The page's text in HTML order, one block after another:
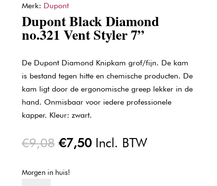
Merk: Dupont
Dupont Black Diamond
no.321 Vent Styler 7”
De Dupont Diamond Knipkam grof/fijn. De kam
is bestand tegen hitte en chemische producten. De
kam ligt door de ergonomische greep lekker in de
hand. Onmisbaar voor iedere professionele
kapper. Kleur: zwart.
€9,08 Oorspronkelijke
was:
€7,50Huidige
Incl. BTW
Morgen in huis!